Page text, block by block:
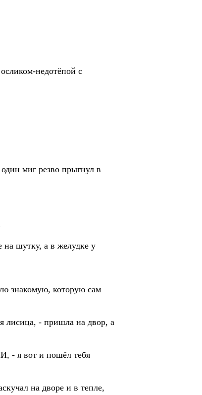
недотёпой с
миг резво прыгнул в
на шутку, а в желудке у
знакомую, которую сам
лисица, - пришла на двор, а
- я вот и пошёл тебя
на дворе и в тепле,